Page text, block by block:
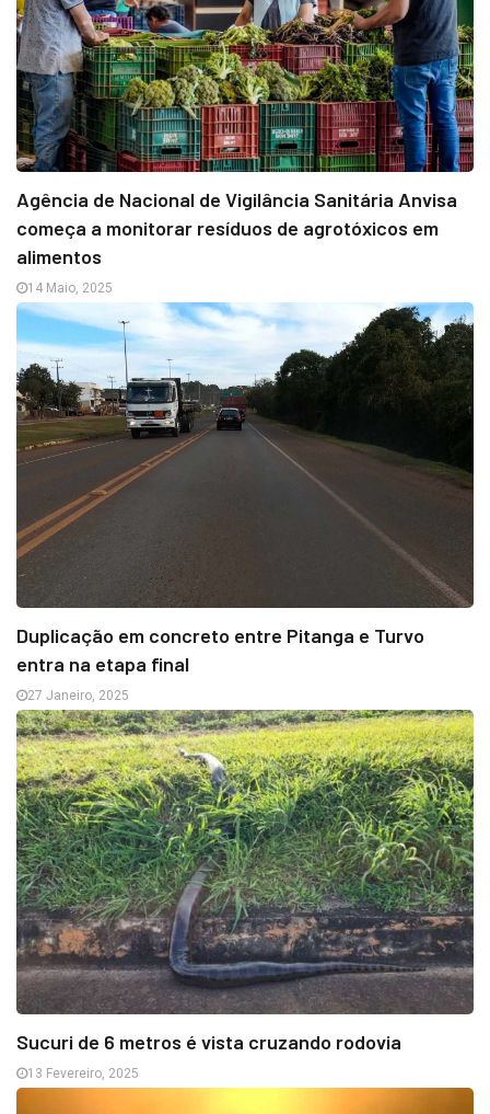
Agência de Nacional de Vigilância Sanitária Anvisa
começa a monitorar resíduos de agrotóxicos em
alimentos
14 Maio, 2025
Duplicação em concreto entre Pitanga e Turvo
entra na etapa final
27 Janeiro, 2025
Sucuri de 6 metros é vista cruzando rodovia
13 Fevereiro, 2025